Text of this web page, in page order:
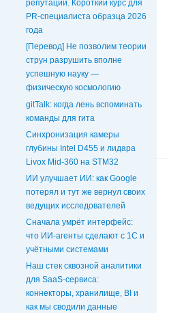
репутации. Короткий курс для
PR-специалиста образца 2026
года
[Перевод] Не позволим теории
струн разрушить вполне
успешную науку —
физическую космологию
gitTalk: когда лень вспоминать
команды для гита
Синхронизация камеры
глубины Intel D455 и лидара
Livox Mid-360 на STM32
ИИ улучшает ИИ: как Google
потерял и тут же вернул своих
ведущих исследователей
Сначала умрёт интерфейс:
что ИИ-агенты сделают с 1С и
учётными системами
Наш стек сквозной аналитики
для SaaS-сервиса:
коннекторы, хранилище, BI и
как мы сводили данные